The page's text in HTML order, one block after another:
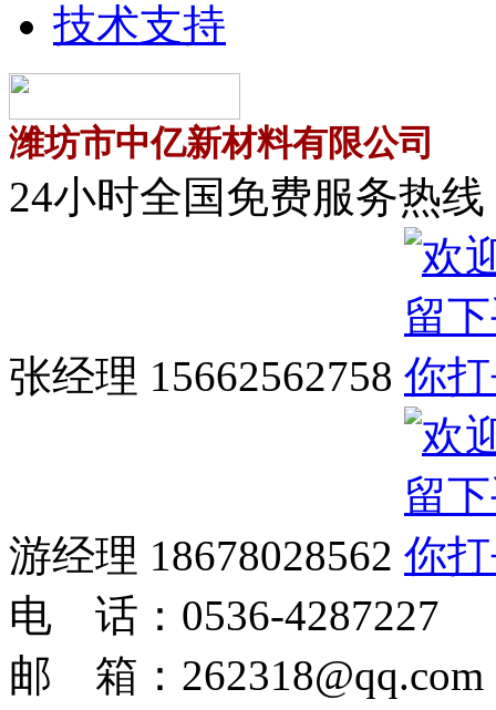
技术支持
潍坊市中亿新材料有限公司
24小时全国免费服务热线
张经理 15662562758
游经理 18678028562
电 话：0536-4287227
邮 箱：262318@qq.com